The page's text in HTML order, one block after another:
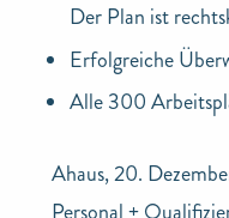
Der Plan ist
Erfolgreiche
Alle 300
Ahaus, 20.